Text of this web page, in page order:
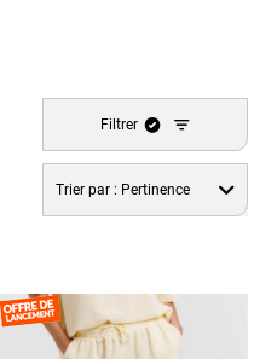
Filtrer
Trier par : Pertinence